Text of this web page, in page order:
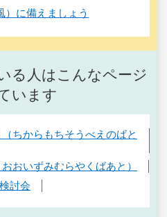
）に備えましょう
る人はこんなページ
います
ちからもちそうべえのばと
おいずみむらやくばあと）
討会